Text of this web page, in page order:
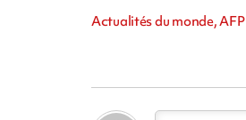
Actualités du monde, AFP